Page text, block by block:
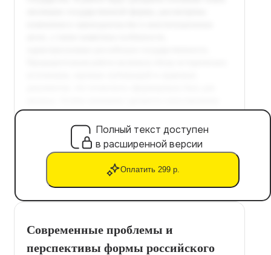
Полный текст доступен
в расширенной версии
Оплатить 299 р.
Современные проблемы и
перспективы формы российского